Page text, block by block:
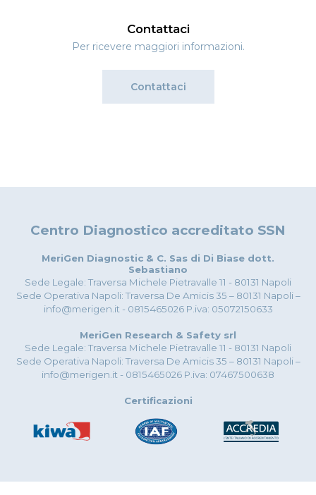
Contattaci
Per ricevere maggiori informazioni.
Contattaci
Centro Diagnostico accreditato SSN
MeriGen Diagnostic & C. Sas di Di Biase dott.
Sebastiano
Sede Legale: Traversa Michele Pietravalle 11 - 80131 Napoli
Sede Operativa Napoli: Traversa De Amicis 35 – 80131 Napoli –
info@merigen.it - 0815465026 P.iva: 05072150633
MeriGen Research & Safety srl
Sede Legale: Traversa Michele Pietravalle 11 - 80131 Napoli
Sede Operativa Napoli: Traversa De Amicis 35 – 80131 Napoli –
info@merigen.it - 0815465026 P.iva: 07467500638
Certificazioni